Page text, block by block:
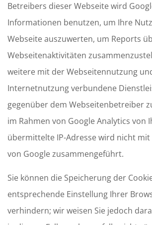
Betreibers dieser Webseite wird
Informationen benutzen, um Ihre
Webseite auszuwerten, um Reports
Webseitenaktivitäten
weitere mit der Webseitennutzung
Internetnutzung verbundene
gegenüber dem Webseitenbetreiber
im Rahmen von Google Analytics von
übermittelte IP-Adresse wird nicht
von Google zusammengeführt.
Sie können die Speicherung der
entsprechende Einstellung Ihrer
verhindern; wir weisen Sie jedoch